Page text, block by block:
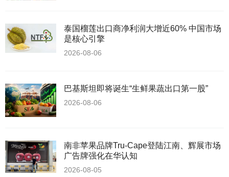
泰国榴莲出口商净利润大增近60% 中国市场
是核心引擎
2026-08-06
巴基斯坦即将诞生“生鲜果蔬出口第一股”
2026-08-06
南非苹果品牌Tru-Cape登陆江南、辉展市场
广告牌强化在华认知
2026-08-05